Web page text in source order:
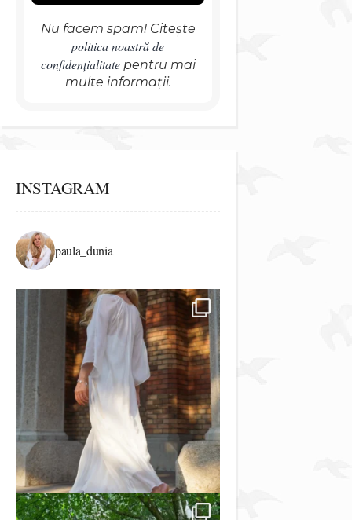
Nu facem spam! Citește
politica noastră de
confidențialitatepentru mai
multe informații.
INSTAGRAM
paula_dunia